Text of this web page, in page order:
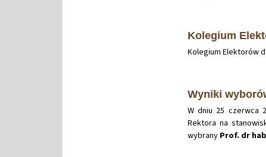
Kolegium
Kolegium Elektorów
Wyniki
W dniu 25 czerwca
Rektora na
wybrany Prof. dr